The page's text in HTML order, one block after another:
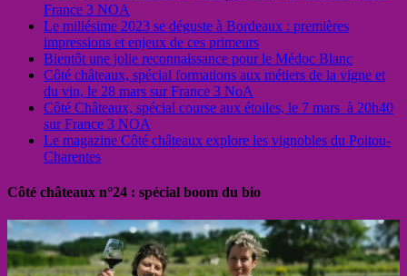
France 3 NOA
Le millésime 2023 se déguste à Bordeaux : premières
impressions et enjeux de ces primeurs
Bientôt une jolie reconnaissance pour le Médoc Blanc
Côté châteaux, spécial formations aux métiers de la vigne et
du vin, le 28 mars sur France 3 NoA
Côté Châteaux, spécial course aux étoiles, le 7 mars à 20h40
sur France 3 NOA
Le magazine Côté châteaux explore les vignobles du Poitou-
Charentes
Côté châteaux n°24 : spécial boom du bio